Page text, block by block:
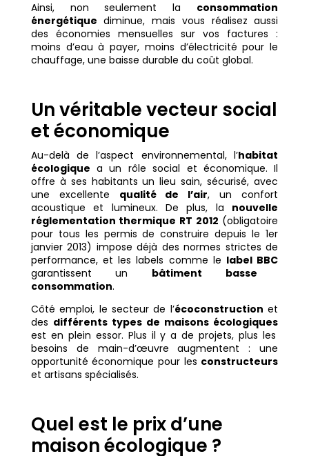
Ainsi, non seulement la consommation
énergétique diminue, mais vous réalisez aussi
des économies mensuelles sur vos factures :
moins d’eau à payer, moins d’électricité pour le
chauffage, une baisse durable du coût global.
Un véritable vecteur social
et économique
Au-delà de l’aspect environnemental, l’habitat
écologique a un rôle social et économique. Il
offre à ses habitants un lieu sain, sécurisé, avec
une excellente qualité de l’air, un confort
acoustique et lumineux. De plus, la nouvelle
réglementation thermique RT 2012 (obligatoire
pour tous les permis de construire depuis le 1er
janvier 2013) impose déjà des normes strictes de
performance, et les labels comme le label BBC
garantissent un bâtiment basse
consommation.
Côté emploi, le secteur de l’écoconstruction et
des différents types de maisons écologiques
est en plein essor. Plus il y a de projets, plus les
besoins de main-d’œuvre augmentent : une
opportunité économique pour les constructeurs
et artisans spécialisés.
Quel est le prix d’une
maison écologique ?